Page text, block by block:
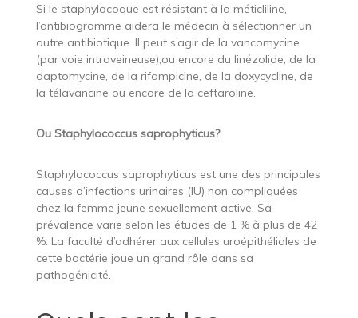
Si le staphylocoque est résistant à la méticliline,
l’antibiogramme aidera le médecin à sélectionner un
autre antibiotique. Il peut s’agir de la vancomycine
(par voie intraveineuse),ou encore du linézolide, de la
daptomycine, de la rifampicine, de la doxycycline, de
la télavancine ou encore de la ceftaroline.
Ou Staphylococcus saprophyticus?
Staphylococcus saprophyticus est une des principales
causes d’infections urinaires (IU) non compliquées
chez la femme jeune sexuellement active. Sa
prévalence varie selon les études de 1 % à plus de 42
%. La faculté d’adhérer aux cellules uroépithéliales de
cette bactérie joue un grand rôle dans sa
pathogénicité.